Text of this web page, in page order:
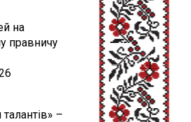
на
правничу
–